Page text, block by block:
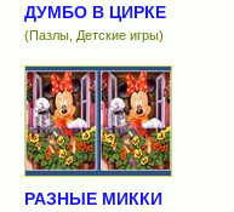
ДУМБО В ЦИРКЕ
(Пазлы, Детские игры)
РАЗНЫЕ МИККИ